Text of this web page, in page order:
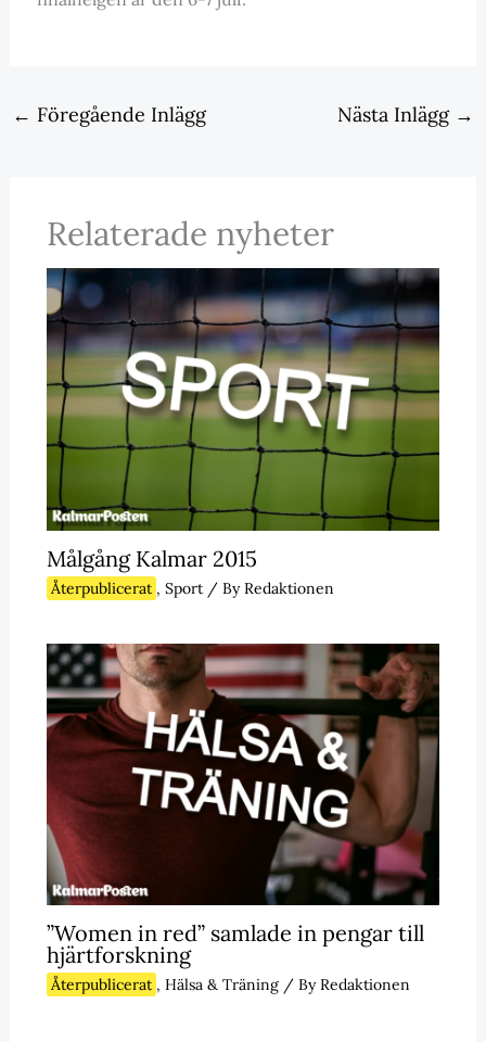
← Föregående Inlägg Nästa Inlägg →
Relaterade nyheter
Målgång Kalmar 2015
Återpublicerat , Sport/ ByRedaktionen
”Women in red” samlade in pengar till
hjärtforskning
Återpublicerat , Hälsa & Träning/ ByRedaktionen